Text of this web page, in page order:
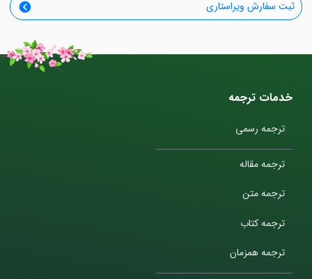
ثبت سفارش ویراستاری
خدمات ترجمه
ترجمه رسمی
ترجمه مقاله
ترجمه متن
ترجمه کتاب
ترجمه همزمان